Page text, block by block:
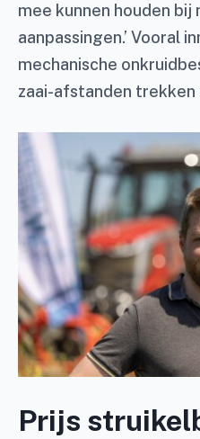
mee kunnen houden bij
aanpassingen.’ Vooral
mechanische
zaai-afstanden trekken
Prijs